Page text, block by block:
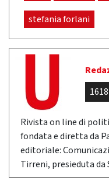
stefania forlani
Rivista on line di
fondata e diretta da
editoriale:
Tirreni, presieduta da